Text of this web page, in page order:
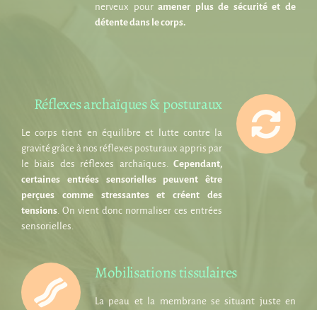
nerveux pouramener plus de sécurité et de
détente dans le corps.
Réflexes archaïques & posturaux
Le corps tient en équilibre et lutte contre la
gravité grâce à nos réflexes posturaux appris par
le biais des réflexes archaïques.Cependant,
certaines entrées sensorielles peuvent être
perçues comme stressantes et créent des
tensions. On vient donc normaliser ces entrées
sensorielles.
Mobilisations tissulaires
La peau et la membrane se situant juste en